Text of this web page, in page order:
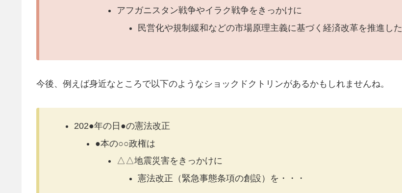
アフガニスタン戦争やイラク戦争をきっかけに
民営化や規制緩和などの市場原理主義に基づく経済改革を推進した
今後、例えば身近なところで以下のようなショックドクトリンがあるかもしれませんね。
202●年の日●の憲法改正
●本の○○政権は
△△地震災害をきっかけに
憲法改正（緊急事態条項の創設）を・・・